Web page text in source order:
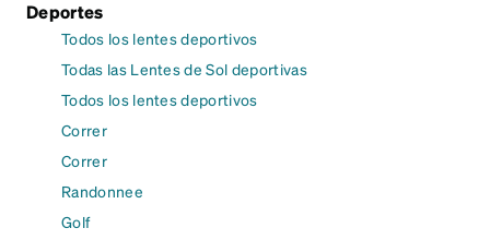
Deportes
Todos los lentes deportivos
Todas las Lentes de Sol deportivas
Todos los lentes deportivos
Correr
Correr
Randonnee
Golf